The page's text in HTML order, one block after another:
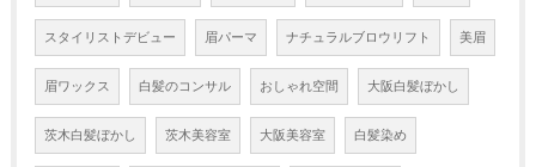
スタイリストデビュー 眉パーマ ナチュラルブロウリフト 美眉
眉ワックス 白髪のコンサル おしゃれ空間 大阪白髪ぼかし
茨木白髪ぼかし 茨木美容室 大阪美容室 白髪染め